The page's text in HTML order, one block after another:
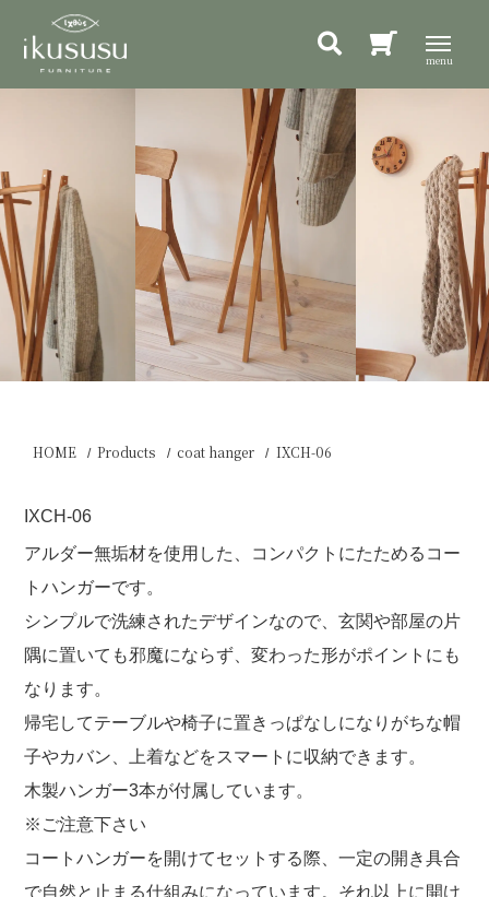
HOME Products coat hanger IXCH-06
IXCH-06
アルダー無垢材を使用した、コンパクトにたためるコー
トハンガーです。
シンプルで洗練されたデザインなので、玄関や部屋の片
隅に置いても邪魔にならず、変わった形がポイントにも
なります。
帰宅してテーブルや椅子に置きっぱなしになりがちな帽
子やカバン、上着などをスマートに収納できます。
木製ハンガー3本が付属しています。
※ご注意下さい
コートハンガーを開けてセットする際、一定の開き具合
で自然と止まる仕組みになっています。それ以上に開け